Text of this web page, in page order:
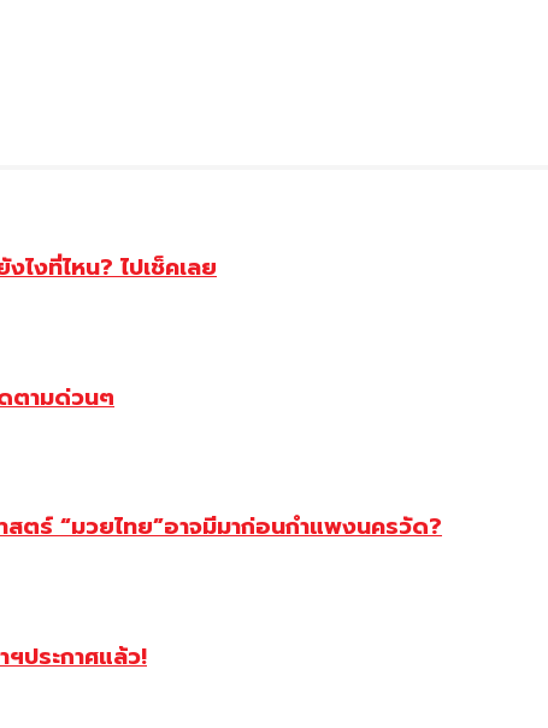
ไงที่ไหน? ไปเช็คเลย
ตามด่วนๆ
ตร์ “มวยไทย”อาจมีมาก่อนกำแพงนครวัด?
ฯประกาศแล้ว!